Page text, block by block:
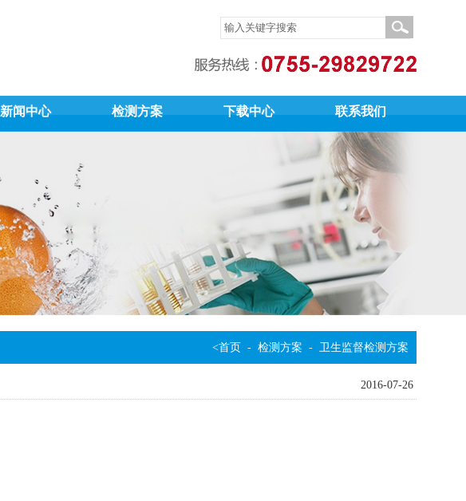
新闻中心 检测方案 下载中心 联系我们
<首页 - 检测方案 - 卫生监督检测方案
2016-07-26